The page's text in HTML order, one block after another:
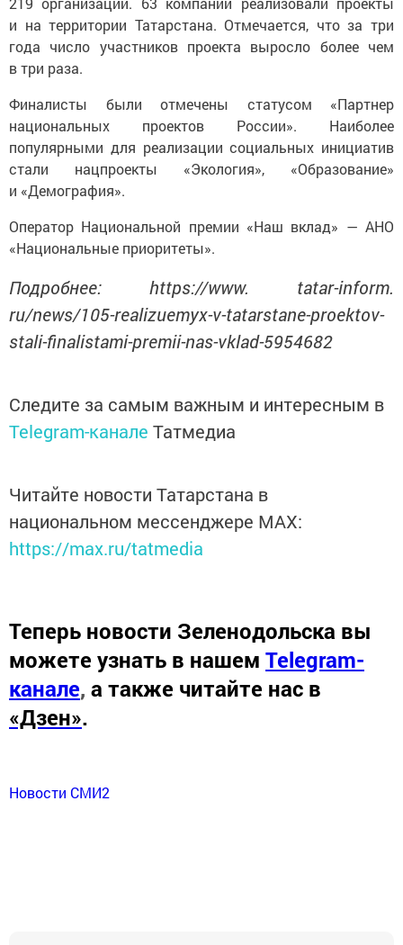
и на территории Татарстана. Отмечается, что за три
года число участников проекта выросло более чем
в три раза.
Финалисты были отмечены статусом «Партнер
национальных проектов России». Наиболее
популярными для реализации социальных инициатив
стали нацпроекты «Экология», «Образование»
и «Демография».
Оператор Национальной премии «Наш вклад» — АНО
«Национальные приоритеты».
Подробнее: https://www. tatar-inform.
ru/news/105-realizuemyx-v-tatarstane-proektov-
stali-finalistami-premii-nas-vklad-5954682
Следите за самым важным и интересным в
Telegram-канале Татмедиа
Читайте новости Татарстана в
национальном мессенджере MАХ:
https://max.ru/tatmedia
Теперь новости Зеленодольска вы
можете узнать в нашем Telegram-
канале, а также читайте нас в
«Дзен».
Новости СМИ2